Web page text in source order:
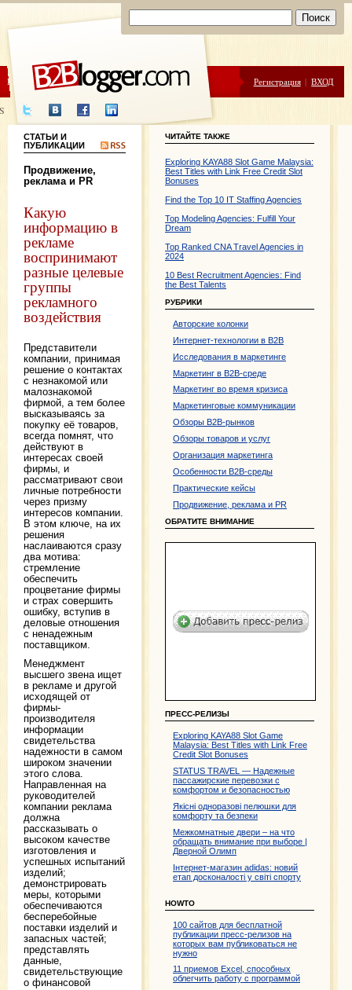
ЦЕНЫ ПОМОЩЬ Регистрация | ВХОД
СТАТЬИ И
ПУБЛИКАЦИИ
Продвижение,
реклама и PR
Какую
информацию в
рекламе
воспринимают
разные целевые
группы
рекламного
воздействия
Представители
компании, принимая
решение о контактах
с незнакомой или
малознакомой
фирмой, а тем более
высказываясь за
покупку её товаров,
всегда помнят, что
действуют в
интересах своей
фирмы, и
рассматривают свои
личные потребности
через призму
интересов компании.
В этом ключе, на их
решения
наслаиваются сразу
два мотива:
стремление
обеспечить
процветание фирмы
и страх совершить
ошибку, вступив в
деловые отношения
с ненадежным
поставщиком.
Менеджмент
высшего звена ищет
в рекламе и другой
исходящей от
фирмы-
производителя
информации
свидетельства
надежности в самом
широком значении
этого слова.
Направленная на
руководителей
компании реклама
должна
рассказывать о
высоком качестве
изготовления и
успешных испытаний
изделий;
демонстрировать
меры, которыми
обеспечиваются
бесперебойные
поставки изделий и
запасных частей;
представлять
данные,
свидетельствующие
о финансовой
ЧИТАЙТЕ ТАКЖЕ
Exploring KAYA88 Slot Game Malaysia:
Best Titles with Link Free Credit Slot
Bonuses
Find the Top 10 IT Staffing Agencies
Top Modeling Agencies: Fulfill Your
Dream
Top Ranked CNA Travel Agencies in
2024
10 Best Recruitment Agencies: Find
the Best Talents
РУБРИКИ
Авторские колонки
Интернет-технологии в B2B
Исследования в маркетинге
Маркетинг в B2B-среде
Маркетинг во время кризиса
Маркетинговые коммуникации
Обзоры B2B-рынков
Обзоры товаров и услуг
Организация маркетинга
Особенности B2B-среды
Практические кейсы
Продвижение, реклама и PR
ОБРАТИТЕ ВНИМАНИЕ
ПРЕСС-РЕЛИЗЫ
Exploring KAYA88 Slot Game
Malaysia: Best Titles with Link Free
Credit Slot Bonuses
STATUS TRAVEL — Надежные
пассажирские перевозки с
комфортом и безопасностью
Якісні одноразові пелюшки для
комфорту та безпеки
Межкомнатные двери – на что
обращать внимание при выборе |
Дверной Олимп
Інтернет-магазин adidas: новий
етап досконалості у світі спорту
HOWTO
100 сайтов для бесплатной
публикации пресс-релизов на
которых вам публиковаться не
нужно
11 приемов Excel, способных
облегчить работу с программой